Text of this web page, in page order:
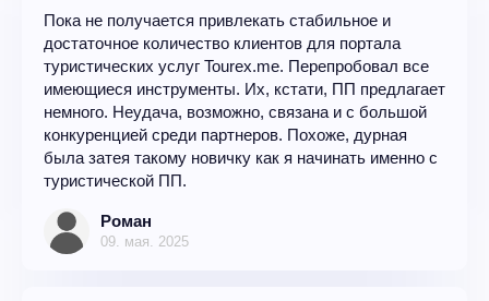
Пока не получается привлекать стабильное и
достаточное количество клиентов для портала
туристических услуг Tourex.me. Перепробовал все
имеющиеся инструменты. Их, кстати, ПП предлагает
немного. Неудача, возможно, связана и с большой
конкуренцией среди партнеров. Похоже, дурная
была затея такому новичку как я начинать именно с
туристической ПП.
Роман
09. мая. 2025